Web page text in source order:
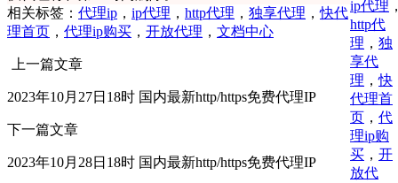
相关标签： 代理ip ， ip代理 ， http代理 ， 独享代理 ，快代
理首页 ， 代理ip购买 ， 开放代理 ， 文档中心
上一篇文章
2023年10月27日18时 国内最新http/https免费代理IP
下一篇文章
2023年10月28日18时 国内最新http/https免费代理IP
ip代理
http代
理 ， 独
享代
理 ，快
代理首
页 ， 代
理ip购
买 ， 开
放代